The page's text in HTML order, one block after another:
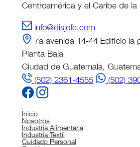
Centroamérica y el Caribe de
info@disjofe.com
7a avenida 14-44 Edificio la
Planta Baja
Ciudad de Guatemala,
(502) 2361-4555
(502)
Inicio
Nosotros
Industria Alimentaria
Industria Textil
Cuidado Personal